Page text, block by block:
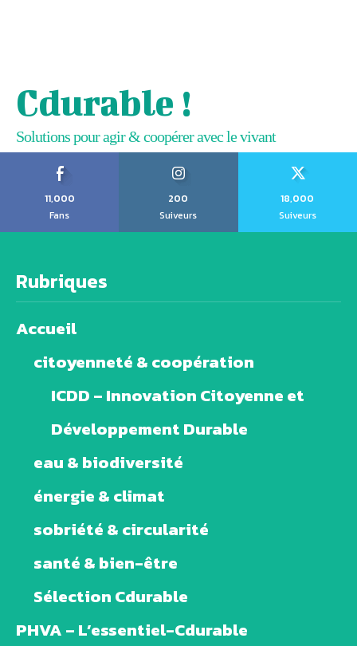
Cdurable !
Solutions pour agir & coopérer avec le vivant
11,000
Fans
200
Suiveurs
18,000
Suiveurs
Rubriques
Accueil
citoyenneté & coopération
ICDD – Innovation Citoyenne et
Développement Durable
eau & biodiversité
énergie & climat
sobriété & circularité
santé & bien-être
Sélection Cdurable
PHVA – L’essentiel-Cdurable